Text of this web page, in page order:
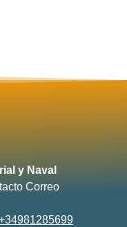
y Naval
Correo